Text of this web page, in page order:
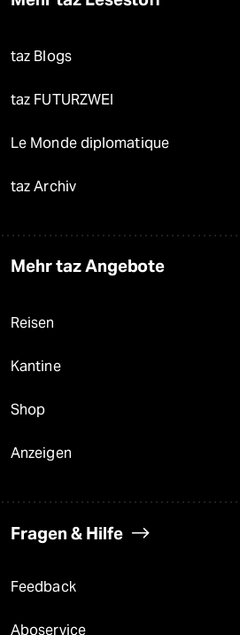
taz Blogs
taz FUTURZWEI
Le Monde diplomatique
taz Archiv
Mehr taz Angebote
Reisen
Kantine
Shop
Anzeigen
Fragen & Hilfe
Feedback
Aboservice